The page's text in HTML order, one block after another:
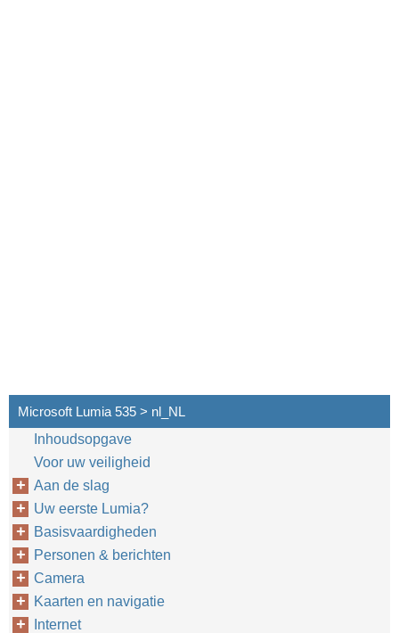
Microsoft Lumia 535 > nl_NL
Inhoudsopgave
Voor uw veiligheid
Aan de slag
Uw eerste Lumia?
Basisvaardigheden
Personen & berichten
Camera
Kaarten en navigatie
Internet